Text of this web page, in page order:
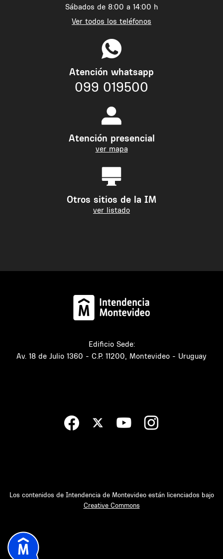
Sábados de 8:00 a 14:00 h
Ver todos los teléfonos
Atención whatsapp
099 019500
Atención presencial
ver mapa
Otros sitios de la IM
ver listado
Edificio Sede:
Av. 18 de Julio 1360 - C.P. 11200, Montevideo - Uruguay
Los contenidos de Intendencia de Montevideo están licenciados bajo
Creative Commons